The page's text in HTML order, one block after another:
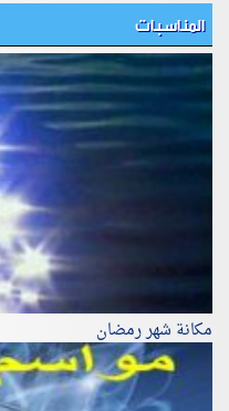
المناسبات
مكانة شهر رمضان